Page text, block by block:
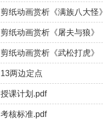
剪纸动画赏析《满族八大怪》
剪纸动画赏析《屠夫与狼》
剪纸动画赏析《武松打虎》
13两边定点
授课计划.pdf
考核标准.pdf